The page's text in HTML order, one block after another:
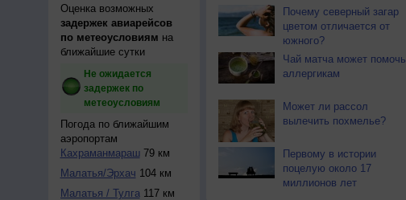
Оценка возможных
задержек авиарейсов
по метеоусловиям на
ближайшие сутки
Не ожидается
задержек по
метеоусловиям
Погода по ближайшим
аэропортам
Кахраманмараш79 км
Малатья/Эрхач 104 км
Малатья / Тулга117 км
Почему северный загар
цветом отличается от
южного?
Чай матча может помочь
аллергикам
Может ли рассол
вылечить похмелье?
Первому в истории
поцелую около 17
миллионов лет